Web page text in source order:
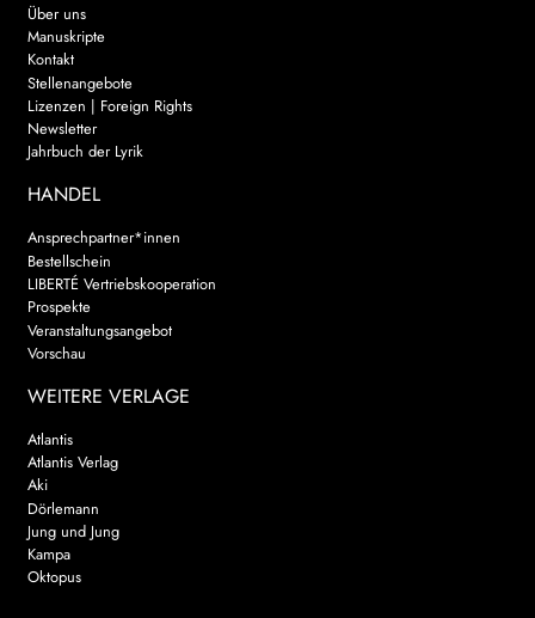
Über uns
Manuskripte
Kontakt
Stellenangebote
Lizenzen | Foreign Rights
Newsletter
Jahrbuch der Lyrik
HANDEL
Ansprechpartner*innen
Bestellschein
LIBERTÉ Vertriebskooperation
Prospekte
Veranstaltungsangebot
Vorschau
WEITERE VERLAGE
Atlantis
Atlantis Verlag
Aki
Dörlemann
Jung und Jung
Kampa
Oktopus